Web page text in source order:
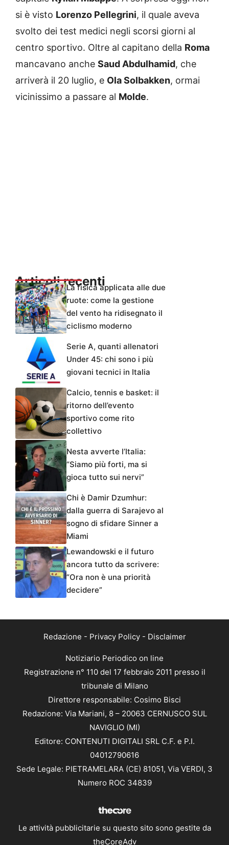
si è visto Lorenzo Pellegrini, il quale aveva
svolto dei test medici negli scorsi giorni al
centro sportivo. Oltre al capitano della Roma
mancavano anche Saud Abdulhamid, che
arriverà il 20 luglio, e Ola Solbakken, ormai
vicinissimo a passare al Molde.
Articoli recentiLa fisica applicata alle due
ruote: come la gestione
del vento ha ridisegnato il
ciclismo moderno
Serie A, quanti allenatori
Under 45: chi sono i più
giovani tecnici in Italia
Calcio, tennis e basket: il
ritorno dell’evento
sportivo come rito
collettivo
Nesta avverte l’Italia:
“Siamo più forti, ma si
gioca tutto sui nervi”
Chi è Damir Dzumhur:
dalla guerra di Sarajevo al
sogno di sfidare Sinner a
Miami
Lewandowski e il futuro
ancora tutto da scrivere:
“Ora non è una priorità
decidere”
Redazione - Privacy Policy- Disclaimer
Notiziario Periodico on line
Registrazione n° 110 del 17 febbraio 2011 presso il
tribunale di Milano
Direttore responsabile: Cosimo Bisci
Redazione: Via Mariani, 8 – 20063 CERNUSCO SUL
NAVIGLIO (MI)
Editore: CONTENUTI DIGITALI SRL C.F. e P.I.
04012790616
Sede Legale: PIETRAMELARA (CE) 81051, Via VERDI, 3
Numero ROC 34839
Le attività pubblicitarie su questo sito sono gestite da
theCoreAdv